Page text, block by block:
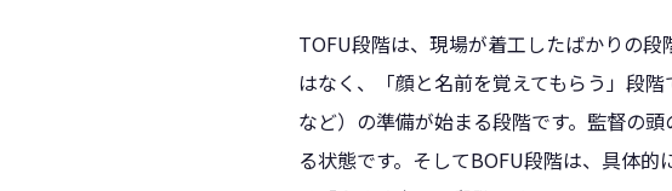
TOFU段階は、現場が着工したばかりの
はなく、「顔と名前を覚えてもらう」段
など）の準備が始まる段階です。監督の
る状態です。そしてBOFU段階は、具体